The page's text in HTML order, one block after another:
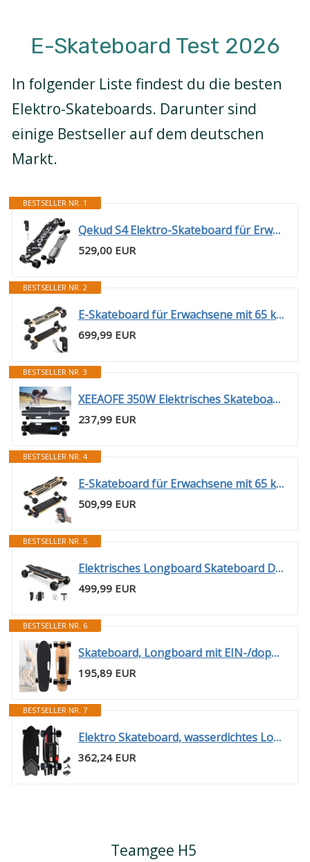
E-Skateboard Test 2026
In folgender Liste findest du die besten
Elektro-Skateboards. Darunter sind
einige Bestseller auf dem deutschen
Markt.
BESTSELLER NR. 1
Qekud S4 Elektro-Skateboard für Erwachsene und Jugendliche - 2000W Motor 4 Geschwindigkeitsmodi - Fernbedienung mit OLED mit Display - Schwarz
529,00 EUR
BESTSELLER NR. 2
E-Skateboard für Erwachsene mit 65 km Reichweite & 45 km/h, OLED Fernbedienung, 25° Steigfähigkeit, 550W Doppelmotor, 4-Rad für Pendler und Lange Fahrten (Dual-Antrieb Riemenmotor Offroad-Modell)
699,99 EUR
BESTSELLER NR. 3
XEEAOFE 350W Elektrisches Skateboard mit Fernbedienung, 20/25 km/h Höchstgeschwindigkeit & 8/15 km Reichweite, Elektrisches Longboard für Erwachsene mit Vier Verstellbaren Geschwindigkeiten 15kM
237,99 EUR
BESTSELLER NR. 4
E-Skateboard für Erwachsene mit 65 km Reichweite & 45 km/h, OLED Fernbedienung, 25° Steigfähigkeit, 550W Doppelmotor, 4-Rad für Pendler und Lange Fahrten (105 mm Dual-Antrieb Nabenmotor)
509,99 EUR
BESTSELLER NR. 5
Elektrisches Longboard Skateboard Dual-Antrieb, 105 mm Komfort-Räder, LCD-Fernbedienung, Ahorn-Deck 83×21 cm, 150 kg Maximalgewicht, Perfekt für Freizeit, Campus & Outdoor-Touren
499,99 EUR
BESTSELLER NR. 6
Skateboard, Longboard mit EIN-/doppel-hubmotor, 22-40 km/h höchstgeschwindigkeit, geeignet für Erwachsene und Jugendliche, maximale belastung 80-150 kg Single-Drive-8km
195,89 EUR
BESTSELLER NR. 7
Elektro Skateboard, wasserdichtes Longboard-Skateboard mit 22-40km/h höchstgeschwindigkeit, 8–30 km reichweite, Mobility Transport Tools für Erwachsene Dual-Drive-22km
362,24 EUR
Teamgee H5